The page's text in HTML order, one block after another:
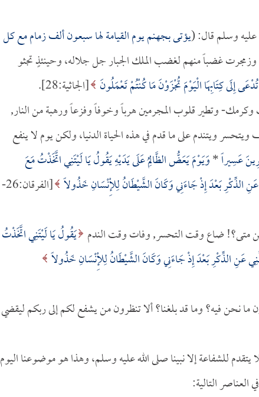
عليه وسلم قال: (يؤتى بجهنم يوم القيامة لها سبعون ألف زمام مع كل
وزمجرت غضباً منهم لغضب الملك الجبار جل جلاله، وحينئذٍ تجثو
إِلَى كِتَابِهَا الْيَوْمَ تُجْزَوْنَ مَا كُنْتُمْ تَعْمَلُونَ [الجاثية:28].
وكرمك- وتطير قلوب المجرمين هرباً وخوفاً وفزعاً ورهبة من النار,
ويتندم على ما قدم في هذه الحياة الدنيا، ولكن يوم لا ينفع
عَسِيراً*وَيَوْمَ يَعَضُّ الظَّالِمُ عَلَى يَدَيْهِ يَقُولُ يَا لَيْتَنِي اتَّخَذْتُ مَعَ
الذِّكْرِ بَعْدَ إِذْ جَاءَنِي وَكَانَ الشَّيْطَانُ لِلْإِنْسَانِ خَذُولاً
[الفرقان:26-
يَقُولُ يَا لَيْتَنِي اتَّخَذْتُ
عَنِ الذِّكْرِ بَعْدَ إِذْ جَاءَنِي وَكَانَ الشَّيْطَانُ لِلْإِنْسَانِ خَذُولاً
فيه؟ وما قد بلغنا؟ ألا تنظرون من يشفع لكم إلى ربكم ليقضي
يتقدم للشفاعة إلا نبينا صلى الله عليه وسلم، وهذا هو موضوعنا اليوم
التالية: